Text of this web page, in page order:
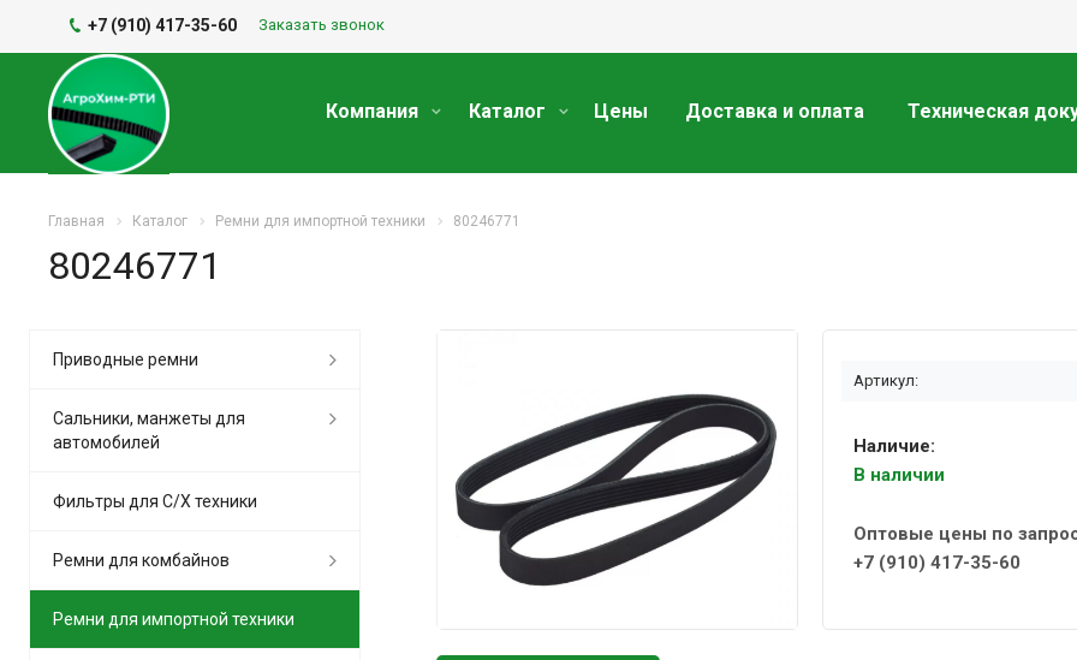
+7 (910) 417-35-60 Заказать звонок
Компания Каталог Цены Доставка и оплата Техническая
Главная Каталог Ремни для импортной техники 80246771
80246771
Артикул:
Наличие:
В наличии
Оптовые цены по
+7 (910) 417-35-60
Приводные ремни
Сальники, манжеты для
автомобилей
Фильтры для С/Х техники
Ремни для комбайнов
Ремни для импортной техники